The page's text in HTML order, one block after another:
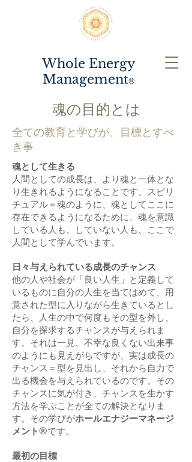
Whole Energy
Management®️
魂の目的とは
全ての教育と学びが、目標とすべ
き事
​魂として生きる
人間としての成長は、より魂と一体とな
り生きれるようになることです。スピリ
チュアル＝魂のように、魂としてここに
存在できるようになるために、魂を意識
している人も、していない人も、ここで
人間として学んでいます。
日々与えられている成長のチャンス
​他の人や社会が「良い人生」と定義して
いるものに自分の人生を当てはめて、用
意された型に入りながら生きているとし
たら、人生の中で何度もその型を外し、
自分を探求するチャンスが与えられま
す。それは一見、不幸な良くない出来事
のようにも見えがちですが、実は成長の
チャンス＝型を見出し、それから自力で
出る機会を与えられているのです。その
チャンスに気が付き、チャンスを生かす
方法を学ぶことが全ての解決となりま
す。その学びがホールエナジーマネージ
メント®️です。
最初の目標